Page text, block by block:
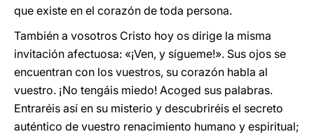
que existe en el corazón de toda persona.
También a vosotros Cristo hoy os dirige la misma
invitación afectuosa: «¡Ven, y sígueme!». Sus ojos se
encuentran con los vuestros, su corazón habla al
vuestro. ¡No tengáis miedo! Acoged sus palabras.
Entraréis así en su misterio y descubriréis el secreto
auténtico de vuestro renacimiento humano y espiritual;